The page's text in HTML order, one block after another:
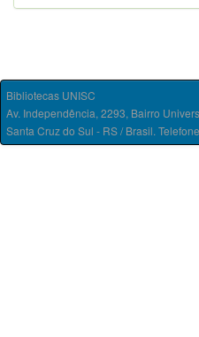
Bibliotecas UNISC
Av. Independência, 2293, Bairro
Santa Cruz do Sul - RS / Brasil.